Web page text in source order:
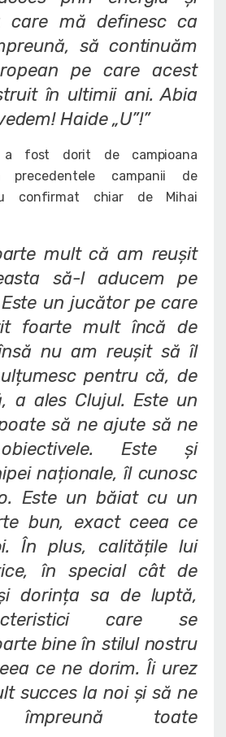
care mă definesc ca
să continuăm
pe care acest
în ultimii ani. Abia
Haide „U”!”
a fost dorit de campioana
campanii de
confirmat chiar de Mihai
mult că am reușit
să-l aducem pe
un jucător pe care
foarte mult încă de
nu am reușit să îl
pentru că, de
a ales Clujul. Este un
să ne ajute să ne
Este și
naționale, îl cunosc
Este un băiat cu un
bun, exact ceea ce
În plus, calitățile lui
în special cât de
dorința sa de luptă,
care se
bine în stilul nostru
ce ne dorim. Îi urez
succes la noi și să ne
împreună toate